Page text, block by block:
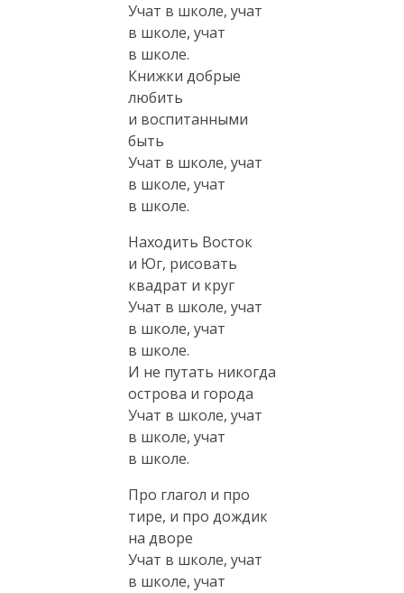
Учат в школе, учат
в школе, учат
в школе.
Книжки добрые
любить
и воспитанными
быть
Учат в школе, учат
в школе, учат
в школе.
Находить Восток
и Юг, рисовать
квадрат и круг
Учат в школе, учат
в школе, учат
в школе.
И не путать никогда
острова и города
Учат в школе, учат
в школе, учат
в школе.
Про глагол и про
тире, и про дождик
на дворе
Учат в школе, учат
в школе, учат